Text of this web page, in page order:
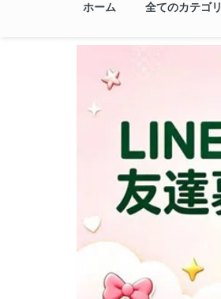
ホーム 全てのカテゴリ